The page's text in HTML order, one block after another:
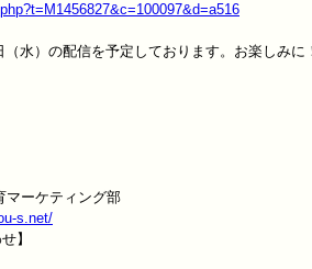
（水）の配信を予定しております。お楽しみに
s.net/
】